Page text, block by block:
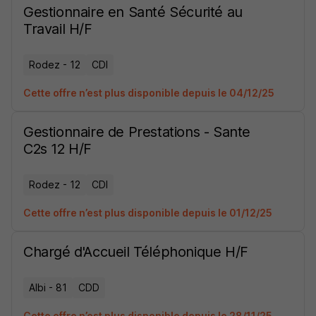
Gestionnaire en Santé Sécurité au
Travail H/F
Rodez - 12 CDI
Cette offre n’est plus disponible depuis le 04/12/25
Gestionnaire de Prestations - Sante
C2s 12 H/F
Rodez - 12 CDI
Cette offre n’est plus disponible depuis le 01/12/25
Chargé d'Accueil Téléphonique H/F
Albi - 81 CDD